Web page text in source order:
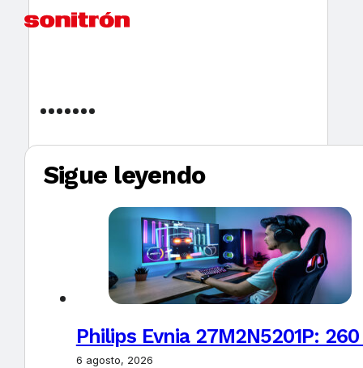
Sigue leyendo
Philips Evnia 27M2N5201P:
6 agosto, 2026